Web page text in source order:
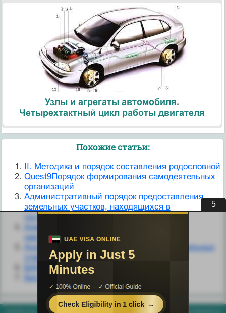
Узлы и агрегаты автомобиля.
Четырехтактный цикл работы двигателя
Похожие статьи:
II. Методика и порядок составления родословной
Quest9Порядок формирования самодеятельных
организаций
Административный порядок предоставления
земельных участков, находящихся в
государственной собственности.
Адміністративні стягнення і порядок їх
накладання.
Аукционный порядок распределения земельных
участков.
БАНКУ НА ПУПОК — И ПОРЯДОК
Беспорядок в диетологии
4